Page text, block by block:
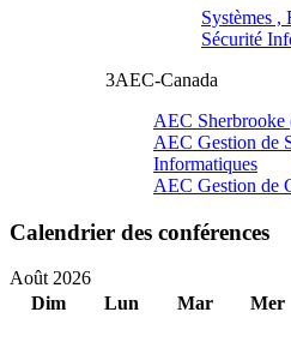
Systèmes ,
Sécurité
3AEC-Canada
AEC Sherbrooke
AEC Gestion de
Informatiques
AEC Gestion de
Calendrier des conférences
Août 2026
Dim
Lun Mar Mer